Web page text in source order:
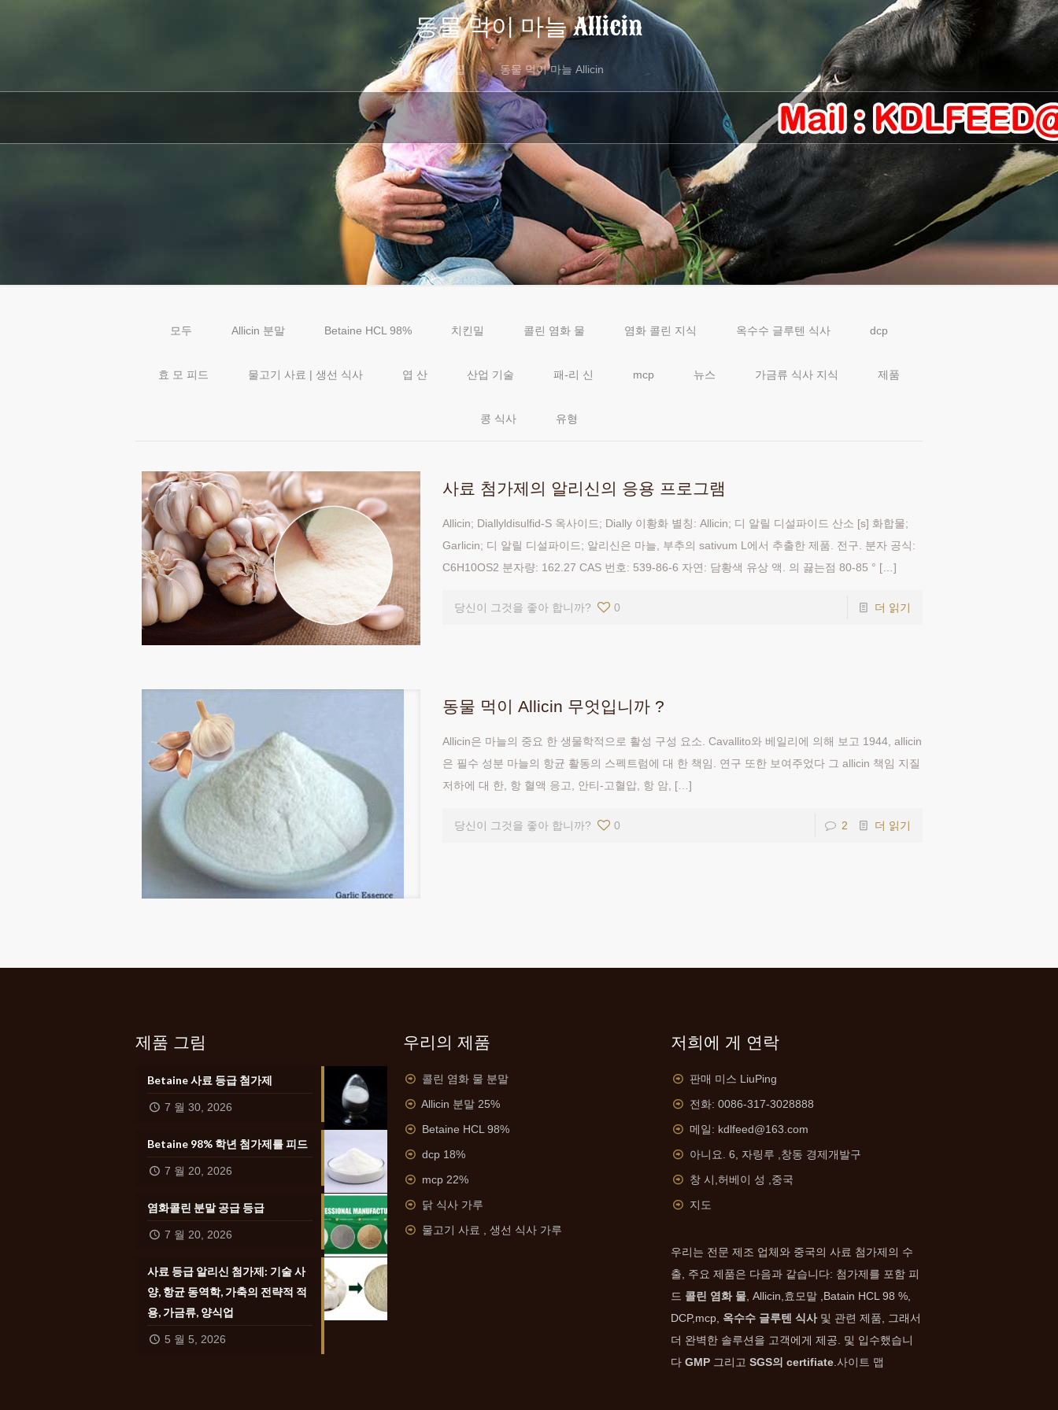
동물 먹이 마늘 Allicin
집 동물 먹이 마늘 Allicin
모두 Allicin 분말 Betaine HCL 98% 치킨밀 콜린 염화 물 염화 콜린 지식 옥수수 글루텐 식사 dcp
효 모 피드 물고기 사료 | 생선 식사 엽 산 산업 기술 패-리 신 mcp 뉴스 가금류 식사 지식 제품
콩 식사 유형
사료 첨가제의 알리신의 응용 프로그램
Allicin; Diallyldisulfid-S 옥사이드; Dially 이황화 별칭: Allicin; 디 알릴 디설파이드 산소 [s] 화합물;
Garlicin; 디 알릴 디설파이드; 알리신은 마늘, 부추의 sativum L에서 추출한 제품. 전구. 분자 공식:
C6H10OS2 분자량: 162.27 CAS 번호: 539-86-6 자연: 담황색 유상 액. 의 끓는점 80-85 ° […]
당신이 그것을 좋아 합니까? 0 더 읽기
동물 먹이 Allicin 무엇입니까 ?
Allicin은 마늘의 중요 한 생물학적으로 활성 구성 요소. Cavallito와 베일리에 의해 보고 1944, allicin
은 필수 성분 마늘의 항균 활동의 스펙트럼에 대 한 책임. 연구 또한 보여주었다 그 allicin 책임 지질
저하에 대 한, 항 혈액 응고, 안티-고혈압, 항 암, […]
당신이 그것을 좋아 합니까? 0 2 더 읽기
제품 그림
Betaine 사료 등급 첨가제
7 월 30, 2026
Betaine 98% 학년 첨가제를 피드
7 월 20, 2026
염화콜린 분말 공급 등급
7 월 20, 2026
사료 등급 알리신 첨가제: 기술 사
양, 항균 동역학, 가축의 전략적 적
용, 가금류, 양식업
5 월 5, 2026
우리의 제품
콜린 염화 물 분말
Allicin 분말 25%
Betaine HCL 98%
dcp 18%
mcp 22%
닭 식사 가루
물고기 사료 , 생선 식사 가루
저희에 게 연락
판매 미스 LiuPing
전화: 0086-317-3028888
메일: kdlfeed@163.com
아니요. 6, 자링루 , 창동 경제개발구
창 시,허베이 성 ,중국
지도
우리는 전문 제조 업체와 중국의 사료 첨가제의 수
출, 주요 제품은 다음과 같습니다: 첨가제를 포함 피
드 콜린 염화 물 , Allicin,효모말 ,Batain HCL 98 %,
DCP,mcp, 옥수수 글루텐 식사및 관련 제품, 그래서
더 완벽한 솔루션을 고객에게 제공. 및 입수했습니
다GMP 그리고SGS의 certifiate .사이트 맵